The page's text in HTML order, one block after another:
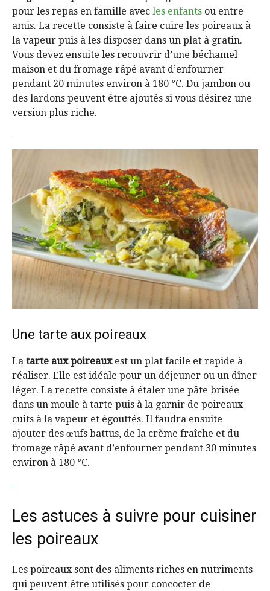
pour les repas en famille avec les enfants ou entre
amis. La recette consiste à faire cuire les poireaux à
la vapeur puis à les disposer dans un plat à gratin.
Vous devez ensuite les recouvrir d’une béchamel
maison et du fromage râpé avant d’enfourner
pendant 20 minutes environ à 180 °C. Du jambon ou
des lardons peuvent être ajoutés si vous désirez une
version plus riche.
Une tarte aux poireaux
La tarte aux poireauxest un plat facile et rapide à
réaliser. Elle est idéale pour un déjeuner ou un dîner
léger. La recette consiste à étaler une pâte brisée
dans un moule à tarte puis à la garnir de poireaux
cuits à la vapeur et égouttés. Il faudra ensuite
ajouter des œufs battus, de la crème fraîche et du
fromage râpé avant d’enfourner pendant 30 minutes
environ à 180 °C.
Les astuces à suivre pour cuisiner
les poireaux
Les poireaux sont des aliments riches en nutriments
qui peuvent être utilisés pour concocter de